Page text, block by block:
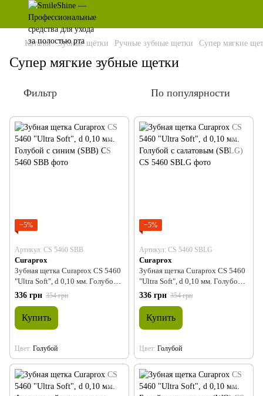
Каталог Зубные щётки Ручные зубные щетки Супер мягкие
Супер мягкие зубные щетки
Фильтр По популярности
−5%
Артикул: CS 5460 SBB
Curaprox
Зубная щетка Curaprox CS 5460
"Ultra Soft", d 0,10 мм. Голубой с
синим (SBB)
336 грн 354 грн
Купить
Цвет Голубой
−5%
Артикул: CS 5460 SBLG
Curaprox
Зубная щетка Curaprox CS 5460
"Ultra Soft", d 0,10 мм. Голубой с
салатовым (SBLG)
336 грн 354 грн
Купить
Цвет Голубой